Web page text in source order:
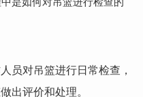
员对吊篮进行日常检查，
出评价和处理。